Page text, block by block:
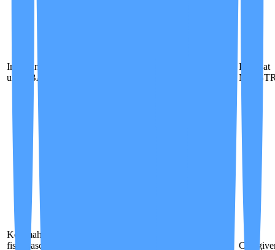
Inkontinensia
urin / BAB
Perawat
Non
Kelemahan
fisik pasca